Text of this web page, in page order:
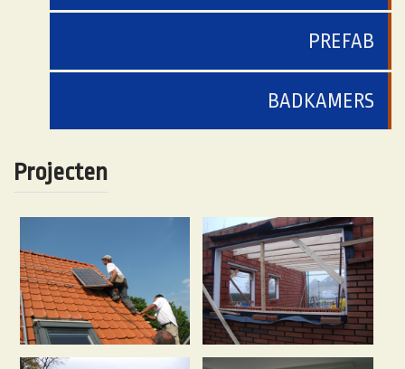
PREFAB
BADKAMERS
Projecten